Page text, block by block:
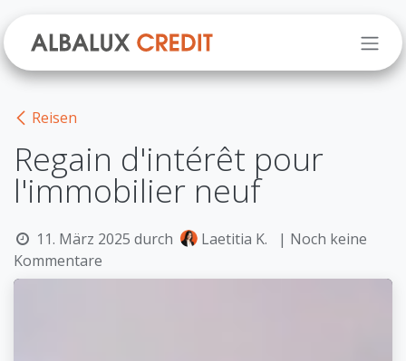
Reisen
Regain d'intérêt pour
l'immobilier neuf
11. März 2025 durch Laetitia K.
| Noch keine
Kommentare